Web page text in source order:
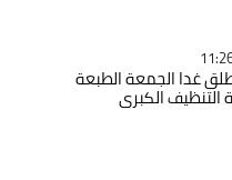
غدا الجمعة الطبعة
الكبرى